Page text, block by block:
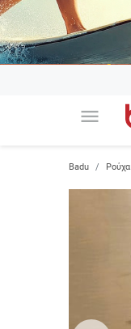
menu
Badu Ρούχα